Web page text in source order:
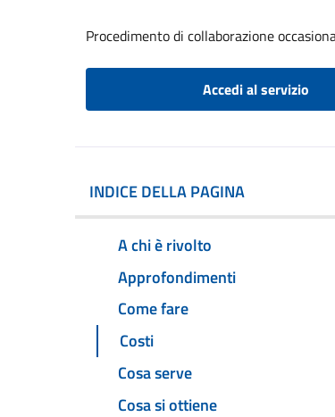
Procedimento di collaborazione
Accedi al servizio
INDICE DELLA PAGINA
A chi è rivolto
Approfondimenti
Come fare
Costi
Cosa serve
Cosa si ottiene